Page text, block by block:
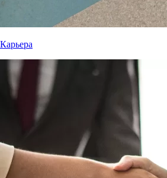
Карьера